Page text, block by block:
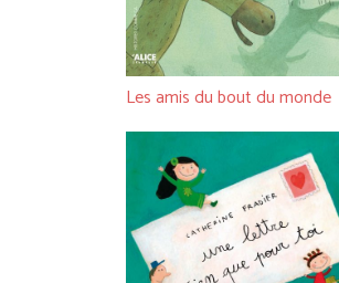
Les amis du bout du monde